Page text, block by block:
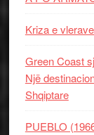
Kriza e
Green Coast
Një
Shqiptare
PUEBLO